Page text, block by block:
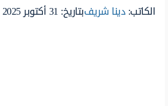
الكاتب:دينا شريفبتاريخ: 31 أكتوبر 2025 , 13:06